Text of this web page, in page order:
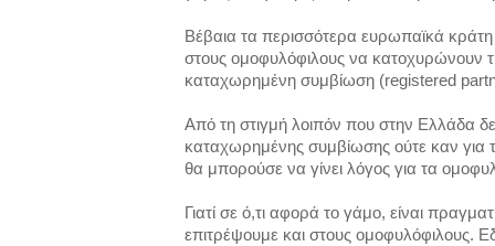
Βέβαια τα περισσότερα ευρωπαϊκά
στους ομοφυλόφιλους να κατοχυρώνουν
καταχωρημένη συμβίωση (registered
Από τη στιγμή λοιπόν που στην Ελλάδα
καταχωρημένης συμβίωσης ούτε καν για
θα μπορούσε να γίνει λόγος για τα
Γιατί σε ό,τι αφορά το γάμο, είναι
επιτρέψουμε και στους ομοφυλόφιλους.